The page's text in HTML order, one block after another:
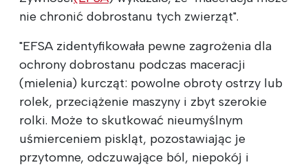
nie chronić dobrostanu tych zwierząt".
"EFSA zidentyfikowała pewne zagrożenia dla
ochrony dobrostanu podczas maceracji
(mielenia) kurcząt: powolne obroty ostrzy lub
rolek, przeciążenie maszyny i zbyt szerokie
rolki. Może to skutkować nieumyślnym
uśmierceniem piskląt, pozostawiając je
przytomne, odczuwające ból, niepokój i